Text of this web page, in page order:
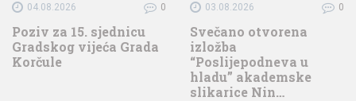
04.08.2026 0
Poziv za 15. sjednicu
Gradskog vijeća Grada
Korčule
03.08.2026 0
Svečano otvorena
izložba
“Poslijepodneva u
hladu” akademske
slikarice Nin…